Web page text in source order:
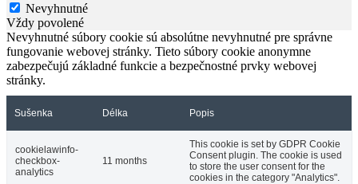
Nevyhnutné
Vždy povolené
Nevyhnutné súbory cookie sú absolútne nevyhnutné pre správne
fungovanie webovej stránky. Tieto súbory cookie anonymne
zabezpečujú základné funkcie a bezpečnostné prvky webovej
stránky.
Sušenka Délka Popis
cookielawinfo-
checkbox-
analytics
11 months
This cookie is set by GDPR Cookie
Consent plugin. The cookie is used
to store the user consent for the
cookies in the category "Analytics".